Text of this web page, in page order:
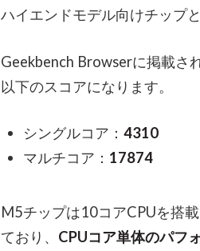
ハイエンドモデル向けチップ
Geekbench Browserに掲載さ
以下のスコアになります。
シングルコア： 4310
マルチコア： 17874
M5チップは10コアCPUを搭載
ており、 CPUコア単体のパフ